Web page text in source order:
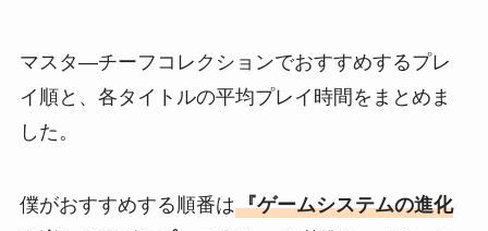
マスタ―チーフコレクションでおすすめするプレ
イ順と、各タイトルの平均プレイ時間をまとめま
した。
僕がおすすめする順番は『ゲームシステムの進化